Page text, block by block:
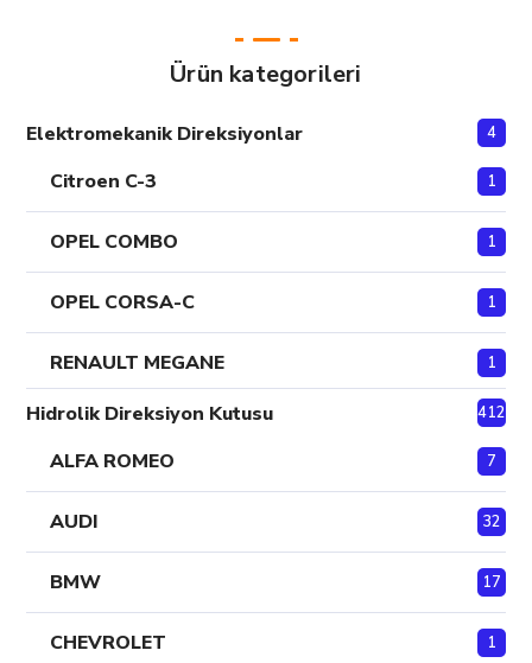
Ürün kategorileri
Elektromekanik Direksiyonlar 4
Citroen C-3 1
OPEL COMBO 1
OPEL CORSA-C 1
RENAULT MEGANE 1
Hidrolik Direksiyon Kutusu 412
ALFA ROMEO 7
AUDI 32
BMW 17
CHEVROLET 1